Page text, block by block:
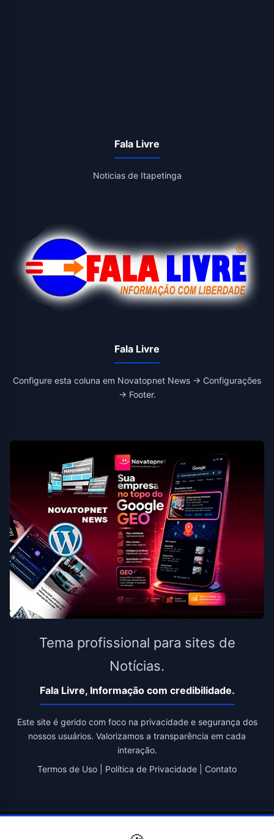
Fala Livre
Noticias de Itapetinga
Fala Livre
Configure esta coluna em Novatopnet News → Configurações
→ Footer.
Tema profissional para sites de
Notícias.
Fala Livre, Informação com credibilidade.
Este site é gerido com foco na privacidade e segurança dos
nossos usuários. Valorizamos a transparência em cada
interação.
Termos de Uso
Política de Privacidade Contato